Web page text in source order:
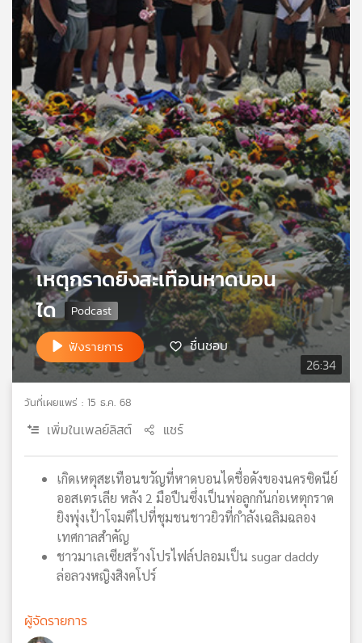
บทความ
ข่าว
และ
กิจกรรม
เกี่ยว
กับ
เรา
เครือ
ข่าย
วิทยุ
ไทย
พี
บี
แผนที่
26:34
เหตุกราดยิงสะเทือนหาดบอน
ได
ฟังรายการ ชื่นชอบ
วันที่เผยแพร่ : 15 ธ.ค. 68
เพิ่มในเพลย์ลิสต์ แชร์
เกิดเหตุสะเทือนขวัญที่หาดบอนไดชื่อดังของนครซิดนีย์​
ออสเตรเลีย หลัง 2 มือปืนซึ่งเป็นพ่อลูกกันก่อเหตุกราด
ยิงพุ่งเป้าโจมตีไปที่ชุมชนชาวยิวที่กำลังเฉลิมฉลอง
เทศกาลสำคัญ
ชาวมาเลเซียสร้างโปรไฟล์ปลอมเป็น sugar daddy
ล่อลวงหญิงสิงคโปร์
ผู้จัดรายการ